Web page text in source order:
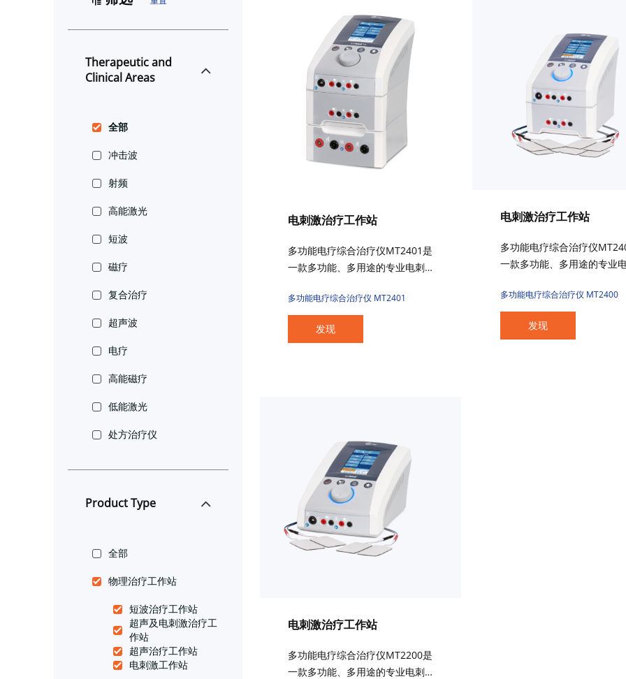
Therapeutic and
Clinical Areas
全部
冲击波
射频
高能激光
短波
磁疗
复合治疗
超声波
电疗
高能磁疗
低能激光
处方治疗仪
Product Type
全部
物理治疗工作站
短波治疗工作站
超声及电刺激治疗工
作站
超声治疗工作站
电刺激工作站
电刺激治疗工作站
多功能电疗综合治疗仪MT2401是
一款多功能、多用途的专业电刺
出。它通过皮肤电极，将特定的
低频或中频电流作用于人体，用
以缓解疼痛，缓解肌肉痉挛，治
多功能电疗综合治疗仪 MT2401
发现
电刺激治疗工作站
多功能电疗综合治疗仪
一款多功能、多用途的专业
出。它通过皮肤电极，将特定
低频或中频电流作用于人体，
以缓解疼痛，缓解肌肉痉挛，
多功能电疗综合治疗仪 MT2400
发现
电刺激治疗工作站
多功能电疗综合治疗仪MT2200是
一款多功能、多用途的专业电刺